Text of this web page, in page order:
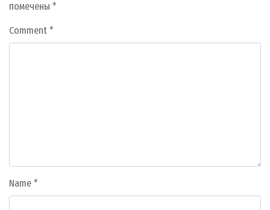
помечены *
Comment *
Name *